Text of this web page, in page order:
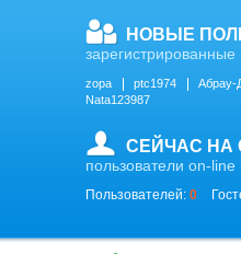
НОВЫЕ
зарегистрированные
zopa ptc1974
Абрау-
Nata123987
СЕЙЧАС НА
пользователи on-line
Пользователей: 0